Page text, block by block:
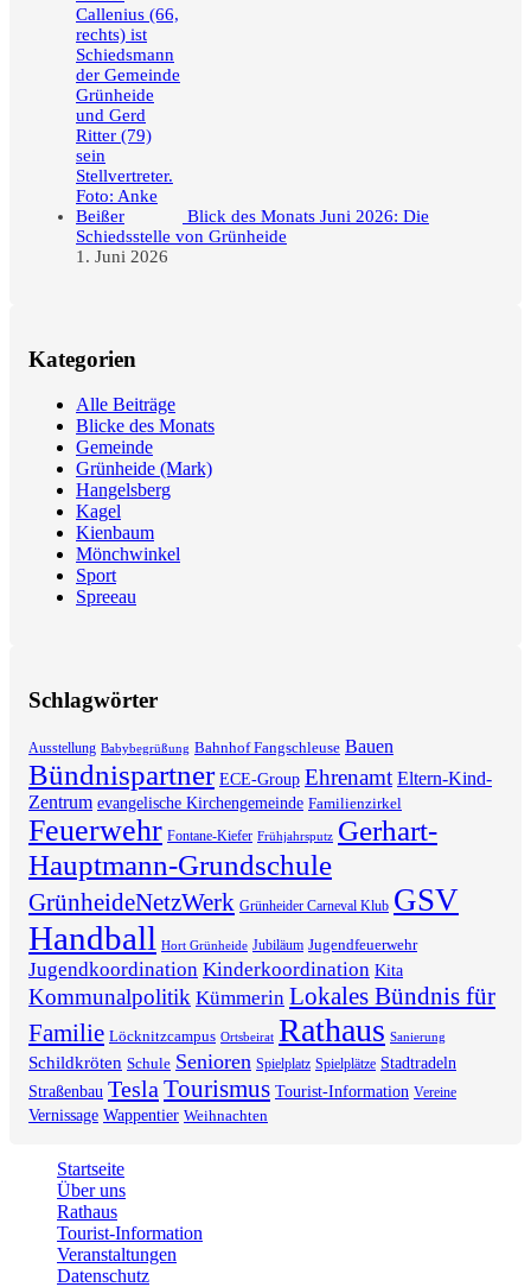
Blick des Monats Juni 2026: Die
Schiedsstelle von Grünheide
1. Juni 2026
Kategorien
Alle Beiträge
Blicke des Monats
Gemeinde
Grünheide (Mark)
Hangelsberg
Kagel
Kienbaum
Mönchwinkel
Sport
Spreeau
Schlagwörter
Ausstellung Babybegrüßung Bahnhof Fangschleuse Bauen
Bündnispartner ECE-Group Ehrenamt Eltern-Kind-
Zentrum evangelische Kirchengemeinde Familienzirkel
Feuerwehr Fontane-Kiefer Frühjahrsputz Gerhart-
Hauptmann-Grundschule
GrünheideNetzWerk Grünheider Carneval Klub GSV
Handball Hort Grünheide Jubiläum Jugendfeuerwehr
Jugendkoordination Kinderkoordination Kita
Kommunalpolitik Kümmerin Lokales Bündnis für
Familie Löcknitzcampus Ortsbeirat Rathaus Sanierung
Schildkröten Schule Senioren Spielplatz Spielplätze Stadtradeln
Straßenbau Tesla Tourismus Tourist-Information Vereine
Vernissage Wappentier Weihnachten
Startseite
Über uns
Rathaus
Tourist-Information
Veranstaltungen
Datenschutz